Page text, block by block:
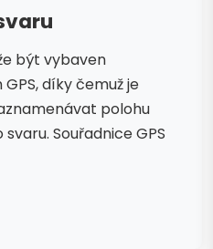
být vybaven
díky čemuž je
polohu
Souřadnice GPS